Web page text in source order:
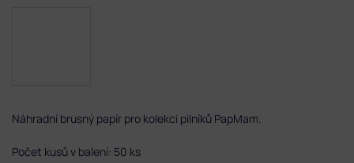
Náhradní brusný papír pro kolekci pilníků PapMam.
Počet kusů v balení: 50 ks